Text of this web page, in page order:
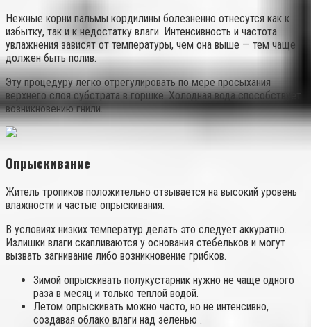
Нежные корни пальмы кордилины болезненно отнесутся как к
избытку, так и к недостатку влаги. Интенсивность и частота
увлажнения зависят от температуры, чем она выше — тем чаще
должен быть полив.
Эту процедуру легко отрегулировать по мере просыхания
верхнего слоя субстрата в горшке. Холодная вода способствует
возникновению гнили.
Опрыскивание
Житель тропиков положительно отзывается на высокий уровень
влажности и частые опрыскивания.
В условиях низких температур делать это следует аккуратно.
Излишки влаги скапливаются у основания стебельков и могут
вызвать загнивание либо возникновение грибков.
Зимой опрыскивать полукустарник нужно не чаще одного
раза в месяц и только теплой водой.
Летом опрыскивать можно часто, но не интенсивно,
создавая облако влаги над зеленью .